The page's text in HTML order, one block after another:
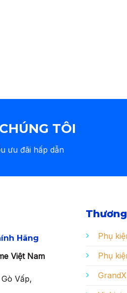
TÔI
ưu đãi hấp dẫn
Hãng
Việt Nam
Vấp,
Phụ
Phụ
GrandX